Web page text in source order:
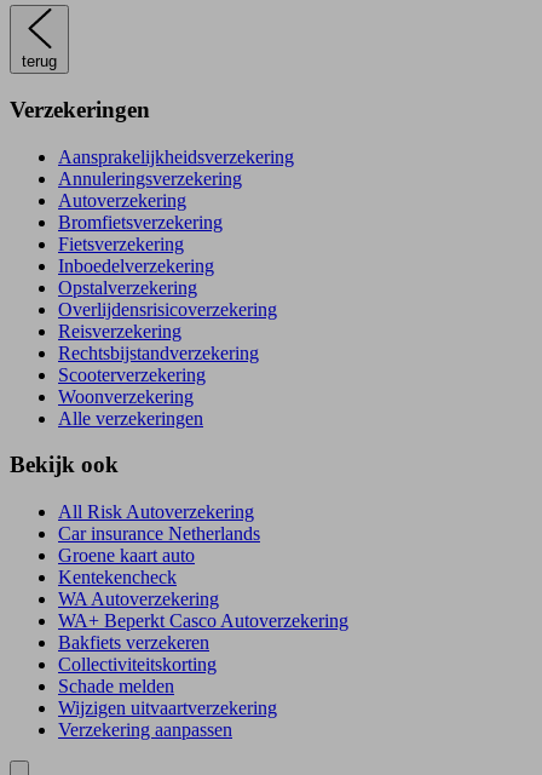
terug
Verzekeringen
Aansprakelijkheidsverzekering
Annuleringsverzekering
Autoverzekering
Bromfietsverzekering
Fietsverzekering
Inboedelverzekering
Opstalverzekering
Overlijdensrisicoverzekering
Reisverzekering
Rechtsbijstandverzekering
Scooterverzekering
Woonverzekering
Alle verzekeringen
Bekijk ook
All Risk Autoverzekering
Car insurance Netherlands
Groene kaart auto
Kentekencheck
WA Autoverzekering
WA+ Beperkt Casco Autoverzekering
Bakfiets verzekeren
Collectiviteitskorting
Schade melden
Wijzigen uitvaartverzekering
Verzekering aanpassen